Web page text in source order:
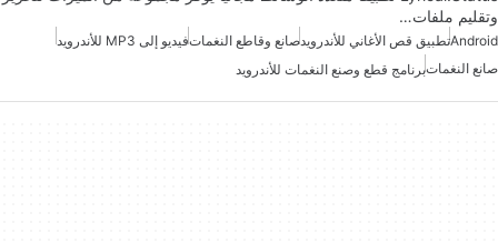
وتقليم ملفات…
Androidتطبيق قص الأغاني للأندرويدصانع وقاطع النغماتفيديو إلى MP3 للأندرويد
صانع النغماتبرنامج قطع وصنع النغمات للأندرويد